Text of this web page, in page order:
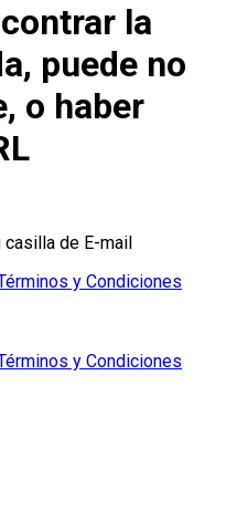
la
puede no
o haber
de E-mail
y Condiciones
y Condiciones